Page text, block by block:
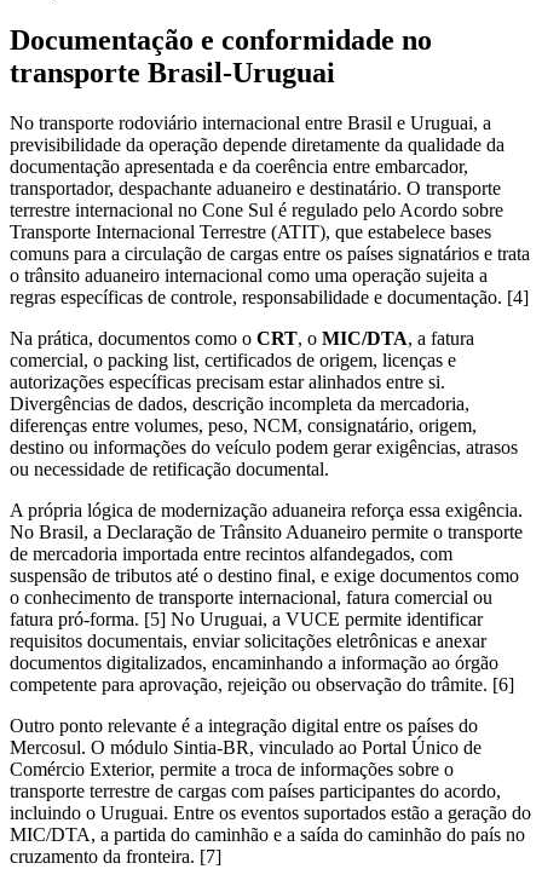
Documentação e conformidade no
transporte Brasil-Uruguai
No transporte rodoviário internacional entre Brasil e Uruguai, a
previsibilidade da operação depende diretamente da qualidade da
documentação apresentada e da coerência entre embarcador,
transportador, despachante aduaneiro e destinatário. O transporte
terrestre internacional no Cone Sul é regulado pelo Acordo sobre
Transporte Internacional Terrestre (ATIT), que estabelece bases
comuns para a circulação de cargas entre os países signatários e trata
o trânsito aduaneiro internacional como uma operação sujeita a
regras específicas de controle, responsabilidade e documentação. [4]
Na prática, documentos como o CRT, o MIC/DTA, a fatura
comercial, o packing list, certificados de origem, licenças e
autorizações específicas precisam estar alinhados entre si.
Divergências de dados, descrição incompleta da mercadoria,
diferenças entre volumes, peso, NCM, consignatário, origem,
destino ou informações do veículo podem gerar exigências, atrasos
ou necessidade de retificação documental.
A própria lógica de modernização aduaneira reforça essa exigência.
No Brasil, a Declaração de Trânsito Aduaneiro permite o transporte
de mercadoria importada entre recintos alfandegados, com
suspensão de tributos até o destino final, e exige documentos como
o conhecimento de transporte internacional, fatura comercial ou
fatura pró-forma. [5] No Uruguai, a VUCE permite identificar
requisitos documentais, enviar solicitações eletrônicas e anexar
documentos digitalizados, encaminhando a informação ao órgão
competente para aprovação, rejeição ou observação do trâmite. [6]
Outro ponto relevante é a integração digital entre os países do
Mercosul. O módulo Sintia-BR, vinculado ao Portal Único de
Comércio Exterior, permite a troca de informações sobre o
transporte terrestre de cargas com países participantes do acordo,
incluindo o Uruguai. Entre os eventos suportados estão a geração do
MIC/DTA, a partida do caminhão e a saída do caminhão do país no
cruzamento da fronteira. [7]